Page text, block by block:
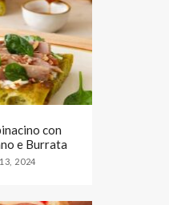
con
e Burrata
2024